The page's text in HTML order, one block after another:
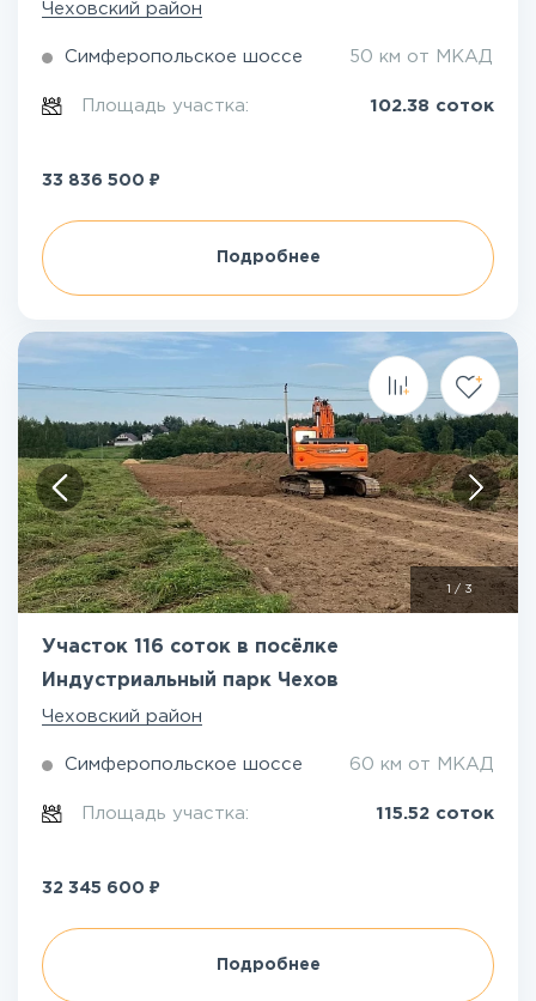
Чеховский район
Симферопольское шоссе 50 км от МКАД
Площадь участка: 102.38 соток
33 836 500 ₽
Подробнее
1 / 3
Участок 116 соток в посёлке
Индустриальный парк Чехов
Чеховский район
Симферопольское шоссе 60 км от МКАД
Площадь участка: 115.52 соток
32 345 600 ₽
Подробнее